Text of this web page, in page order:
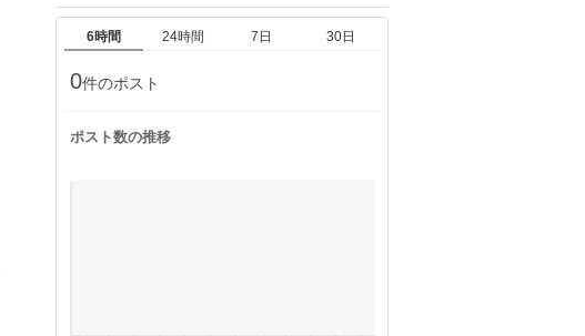
6時間 24時間 7日 30日
0件のポスト
ポスト数の推移